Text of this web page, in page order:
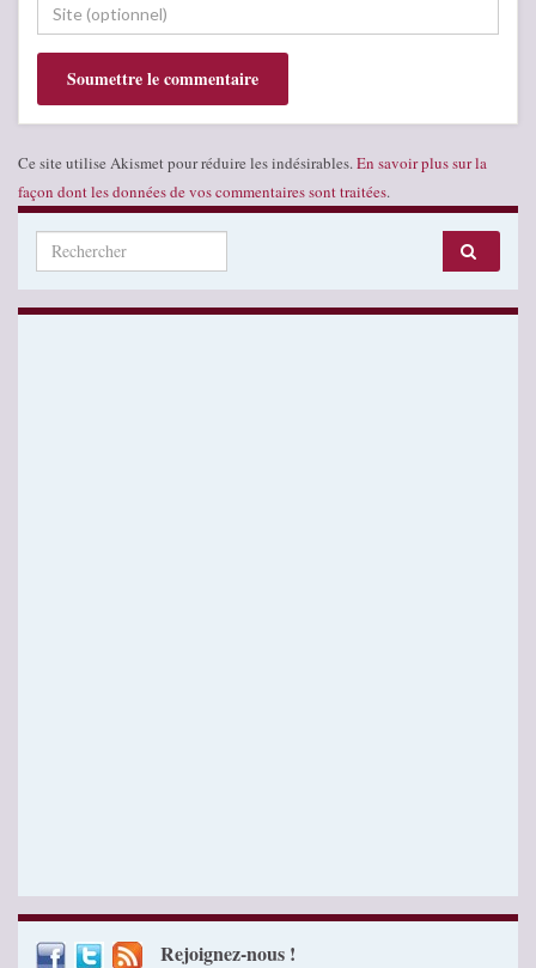
Ce site utilise Akismet pour réduire les indésirables. En savoir plus sur la
façon dont les données de vos commentaires sont traitées.
Search for:
Rejoignez-nous !